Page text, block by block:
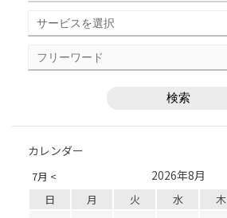
カレンダー
7月 < 2026年8月
日 月 火 水 木